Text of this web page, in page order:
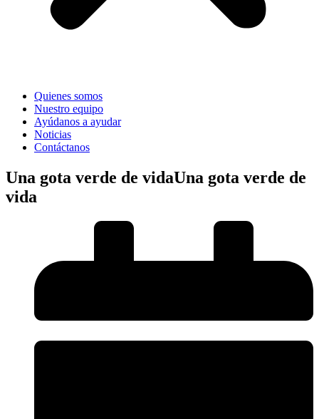
Quienes somos
Nuestro equipo
Ayúdanos a ayudar
Noticias
Contáctanos
Una gota verde de vidaUna gota verde de
vida